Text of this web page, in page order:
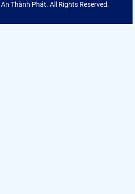
Thành Phát. All Rights Reserved.